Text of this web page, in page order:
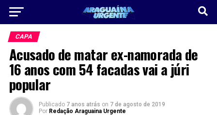
CAPA
Acusado de matar ex-namorada de
16 anos com 54 facadas vai a júri
popular
Publicado 7 anos atrás on 7 de agosto de 2019
Por Redação Araguaina Urgente